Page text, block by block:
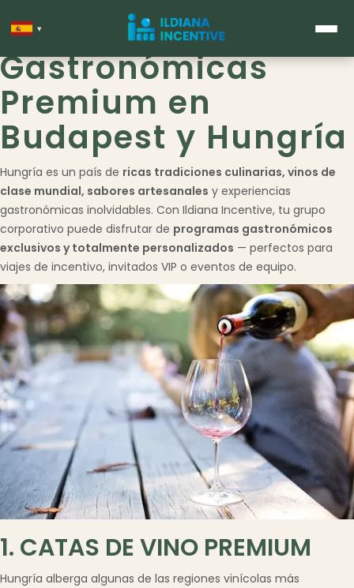
▾
Experiencias
Gastronómicas
Premium en
Budapest y Hungría
Hungría es un país de ricas tradiciones culinarias, vinos de
clase mundial, sabores artesanales y experiencias
gastronómicas inolvidables. Con Ildiana Incentive, tu grupo
corporativo puede disfrutar de programas gastronómicos
exclusivos y totalmente personalizados — perfectos para
viajes de incentivo, invitados VIP o eventos de equipo.
1. CATAS DE VINO PREMIUM
Hungría alberga algunas de las regiones vinícolas más